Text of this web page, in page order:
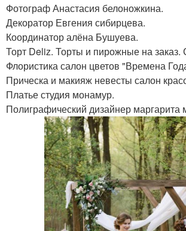
Фотограф Анастасия белоножкина.
Декоратор Евгения сибирцева.
Координатор алёна Бушуева.
Торт Deliz. Торты и пирожные на заказ.
Флористика салон цветов "Времена
Прическа и макияж невесты салон
Платье студия монамур.
Полиграфический дизайнер маргарита